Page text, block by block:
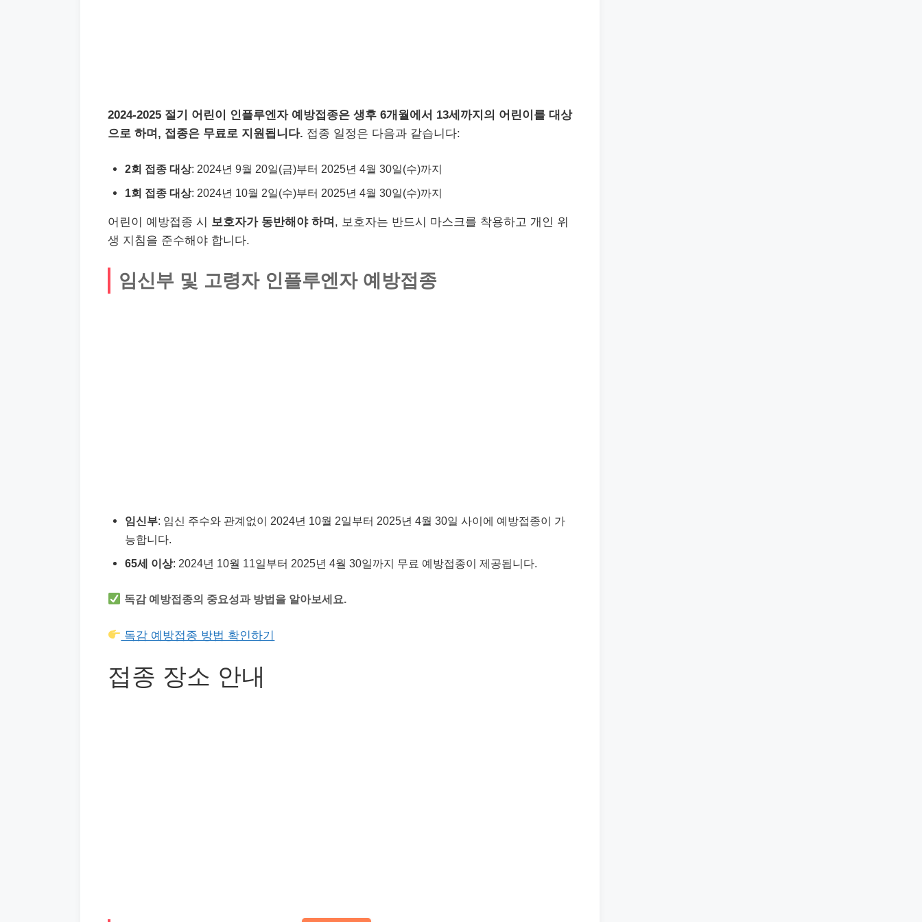
2024-2025 절기 어린이 인플루엔자 예방접종은 생후 6개월에서 13세까지의 어린이를 대상
으로 하며, 접종은 무료로 지원됩니다. 접종 일정은 다음과 같습니다:
2회 접종 대상: 2024년 9월 20일(금)부터 2025년 4월 30일(수)까지
1회 접종 대상: 2024년 10월 2일(수)부터 2025년 4월 30일(수)까지
어린이 예방접종 시 보호자가 동반해야 하며 , 보호자는 반드시 마스크를 착용하고 개인 위
생 지침을 준수해야 합니다.
임신부 및 고령자 인플루엔자 예방접종
임신부: 임신 주수와 관계없이 2024년 10월 2일부터 2025년 4월 30일 사이에 예방접종이 가
능합니다.
65세 이상: 2024년 10월 11일부터 2025년 4월 30일까지 무료 예방접종이 제공됩니다.
독감 예방접종의 중요성과 방법을 알아보세요.
독감 예방접종 방법 확인하기
접종 장소 안내